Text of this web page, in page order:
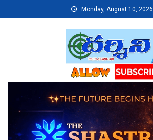
to
Monday, August 10, 2026